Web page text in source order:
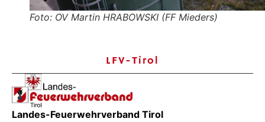
Foto: OV Martin HRABOWSKI (FF Mieders)
LFV-Tirol
Landes-Feuerwehrverband Tirol